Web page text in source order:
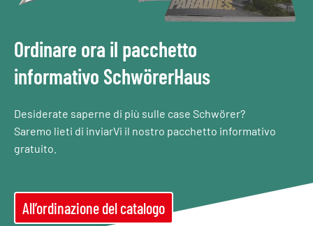
Ordinare ora il pacchetto
informativo SchwörerHaus
Desiderate saperne di più sulle case Schwörer?
Saremo lieti di inviarVi il nostro pacchetto informativo
gratuito.
All’ordinazione del catalogo